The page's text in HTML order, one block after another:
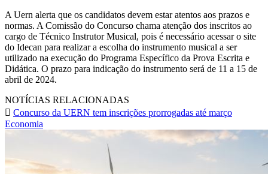
A Uern alerta que os candidatos devem estar atentos aos prazos e
normas. A Comissão do Concurso chama atenção dos inscritos ao
cargo de Técnico Instrutor Musical, pois é necessário acessar o site
do Idecan para realizar a escolha do instrumento musical a ser
utilizado na execução do Programa Específico da Prova Escrita e
Didática. O prazo para indicação do instrumento será de 11 a 15 de
abril de 2024.
NOTÍCIAS RELACIONADAS
Concurso da UERN tem inscrições prorrogadas até março
Economia